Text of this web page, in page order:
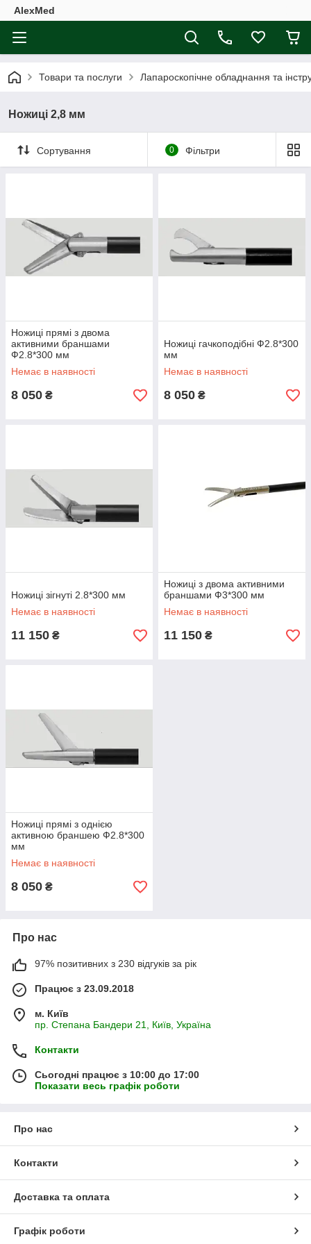
AlexMed
Товари та послуги Лапароскопічне обладнання та
Ножиці 2,8 мм
Сортування 0 Фільтри
Ножиці прямі з двома
активними браншами
Ф2.8*300 мм
Немає в наявності
8 050 ₴
Ножиці гачкоподібні Ф2.8*300
мм
Немає в наявності
8 050 ₴
Ножиці зігнуті 2.8*300 мм
Немає в наявності
11 150 ₴
Ножиці з двома активними
браншами Ф3*300 мм
Немає в наявності
11 150 ₴
Ножиці прямі з однією
активною браншею Ф2.8*300
мм
Немає в наявності
8 050 ₴
Про нас
97% позитивних з 230 відгуків за рік
Працює з 23.09.2018
м. Київ
пр. Степана Бандери 21, Київ, Україна
Контакти
Сьогодні працює з 10:00 до 17:00
Показати весь графік роботи
Про нас
Контакти
Доставка та оплата
Графік роботи